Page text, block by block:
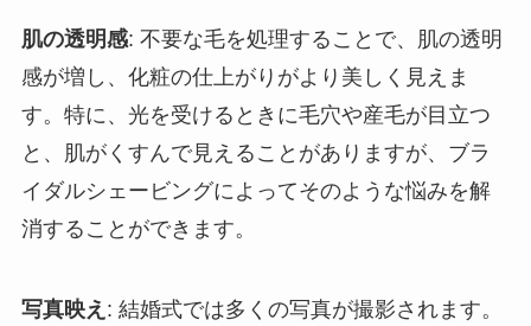
肌の透明感: 不要な毛を処理することで、肌の透明
感が増し、化粧の仕上がりがより美しく見えま
す。特に、光を受けるときに毛穴や産毛が目立つ
と、肌がくすんで見えることがありますが、ブラ
イダルシェービングによってそのような悩みを解
消することができます。
写真映え : 結婚式では多くの写真が撮影されます。